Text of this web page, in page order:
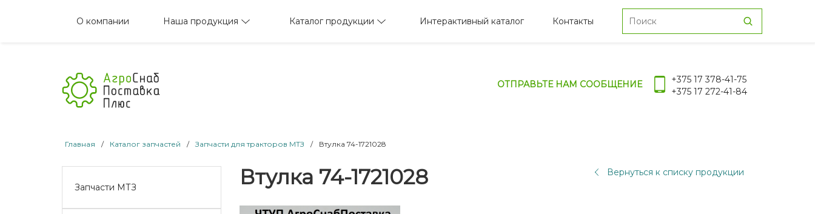
О компании Наша продукция Каталог продукции Интерактивный каталог Контакты
ОТПРАВЬТЕ НАМ СООБЩЕНИЕ
+375 17 378-41-75
+375 17 272-41-84
Главная / Каталог запчастей / Запчасти для тракторов МТЗ / Втулка 74-1721028
Запчасти МТЗ Втулка 74-1721028 Вернуться к списку продукции